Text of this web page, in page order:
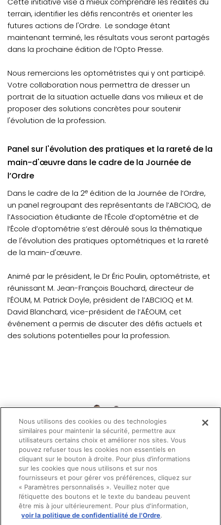
terrain, identifier les défis rencontrés et orienter les
futures actions de l'Ordre. Le sondage étant
maintenant terminé, les résultats vous seront partagés
dans la prochaine édition de l’Opto Presse.
Nous remercions les optométristes qui y ont participé.
Votre collaboration nous permettra de dresser un
portrait de la situation actuelle dans vos milieux et de
proposer des solutions concrètes pour soutenir
l'évolution de la profession.
Panel sur l'évolution des pratiques et la rareté de la
main-d'œuvre dans le cadre de la Journée de
l’Ordre
Dans le cadre de la 2e édition de la Journée de l’Ordre,
un panel regroupant des représentants de l’ABCIOQ, de
l’Association étudiante de l’École d’optométrie et de
l’École d’optométrie s’est déroulé sous la thématique
de l'évolution des pratiques optométriques et la rareté
de la main-d'œuvre.
Animé par le président, le Dr Éric Poulin, optométriste, et
réunissant M. Jean-François Bouchard, directeur de
l’ÉOUM, M. Patrick Doyle, président de l’ABCIOQ et M.
David Blanchard, vice-président de l’AÉOUM, cet
événement a permis de discuter des défis actuels et
des solutions potentielles pour la profession.
Nous utilisons des cookies ou des technologies
similaires pour maintenir la sécurité, permettre aux
utilisateurs certains choix et améliorer nos sites. Vous
pouvez refuser tous les cookies non essentiels en
cliquant sur le bouton à droite. Pour plus d’informations
sur les cookies que nous utilisons et sur nos
fournisseurs et pour gérer vos préférences, cliquez sur
« Paramètres personnalisés ». Veuillez noter que
l’étiquette des boutons et le texte du bandeau peuvent
être mis à jour ultérieurement. Pour plus d'information,
voir la politique de confidentialité de l'Ordre.